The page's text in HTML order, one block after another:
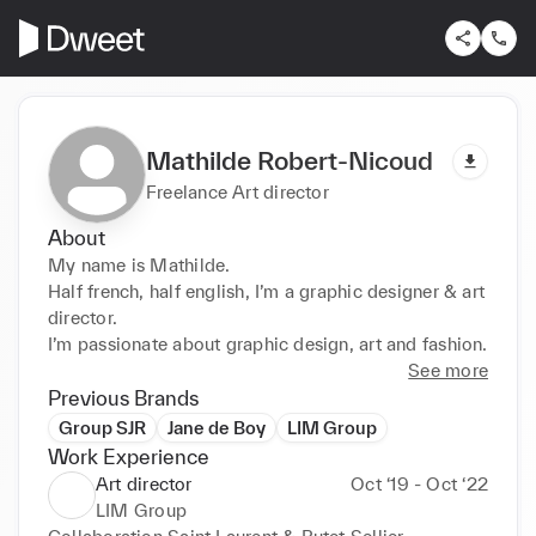
Mathilde Robert-Nicoud
Freelance Art director
About
My name is Mathilde.
Half french, half english, I’m a graphic designer & art
director.
See more
Previous Brands
Group SJR Jane de Boy LIM Group
Work Experience
Art director
Oct ‘19 - Oct ‘22
LIM Group